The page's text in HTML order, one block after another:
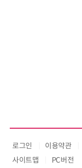
로그인 이용약관
사이트맵
PC버전